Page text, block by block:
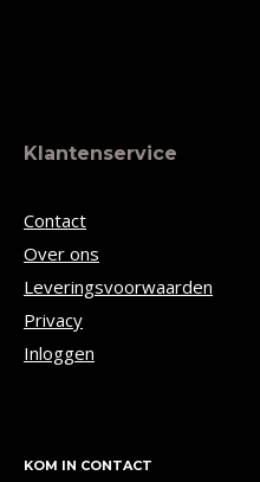
Klantenservice
Contact
Over ons
Leveringsvoorwaarden
Privacy
Inloggen
KOM IN CONTACT